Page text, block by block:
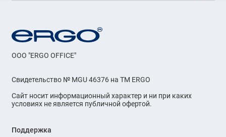
OOO "ERGO OFFICE"
Свидетельство № MGU 46376 на ТМ ERGO
Сайт носит информационный характер и ни при каких
условиях не является публичной офертой.
Поддержка